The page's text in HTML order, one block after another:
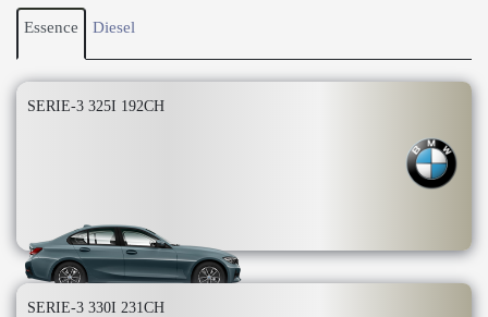
Essence Diesel
SERIE-3 325I 192CH
SERIE-3 330I 231CH